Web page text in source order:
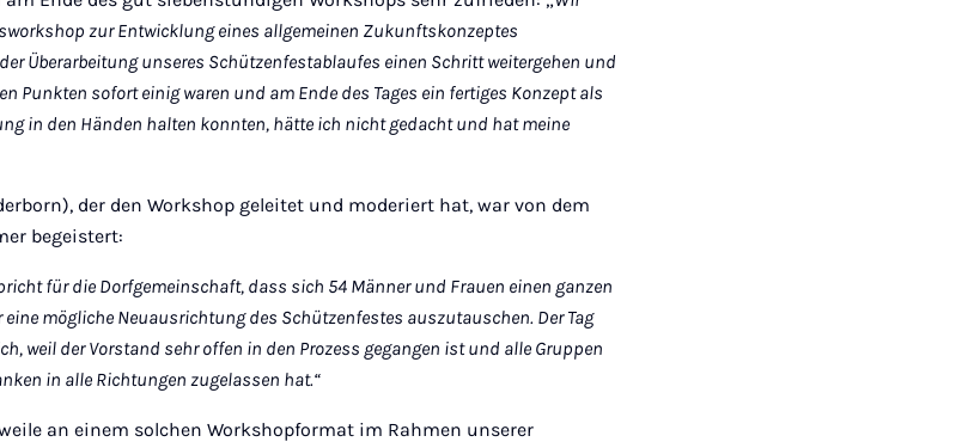
zur Entwicklung eines allgemeinen Zukunftskonzeptes
Überarbeitung unseres Schützenfestablaufes einen Schritt weitergehen und
Punkten sofort einig waren und am Ende des Tages ein fertiges Konzept als
in den Händen halten konnten, hätte ich nicht gedacht und hat meine
der den Workshop geleitet und moderiert hat, war von dem
begeistert:
für die Dorfgemeinschaft, dass sich 54 Männer und Frauen einen ganzen
mögliche Neuausrichtung des Schützenfestes auszutauschen. Der Tag
weil der Vorstand sehr offen in den Prozess gegangen ist und alle Gruppen
in alle Richtungen zugelassen hat.“
an einem solchen Workshopformat im Rahmen unserer